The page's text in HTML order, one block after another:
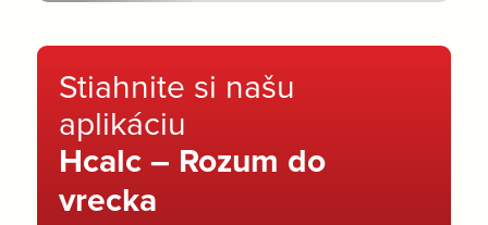
Stiahnite si našu
aplikáciu
Hcalc – Rozum do
vrecka